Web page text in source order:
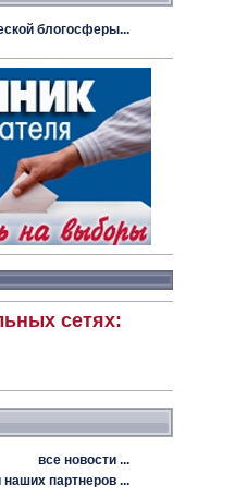
блогосферы...
сетях:
все новости ...
наших партнеров ...